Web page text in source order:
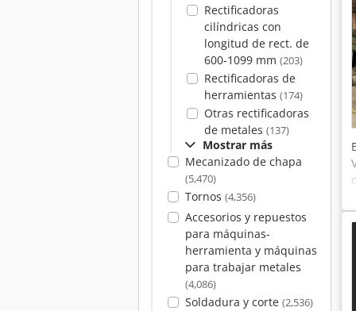
Rectificadoras
cilíndricas con
longitud de rect. de
600-1099 mm (203)
Rectificadoras de
herramientas (174)
Otras rectificadoras
de metales (137)
Mostrar más
Mecanizado de chapa
(5,470)
Tornos (4,356)
Accesorios y repuestos
para máquinas-
herramienta y máquinas
para trabajar metales
(4,086)
Soldadura y corte (2,536)